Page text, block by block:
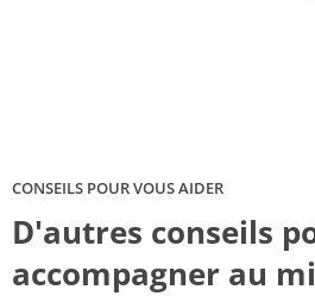
CONSEILS POUR VOUS AIDER
D'autres conseils
accompagner au